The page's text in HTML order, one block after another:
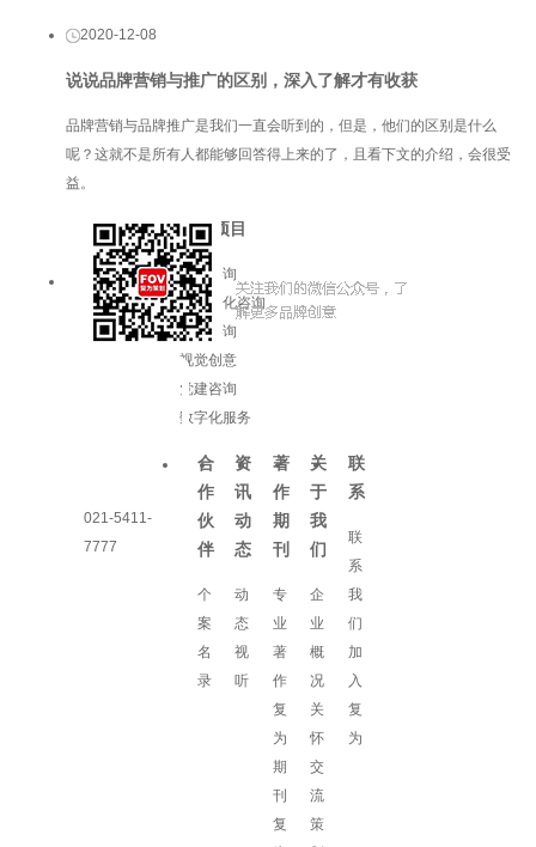
2020-12-08
说说品牌营销与推广的区别，深入了解才有收获
品牌营销与品牌推广是我们一直会听到的，但是，他们的区别是什么
呢？这就不是所有人都能够回答得上来的了，且看下文的介绍，会很受
益。
021-5411-
7777
服务项目
品牌咨询
企业文化咨询
增长咨询
视觉创意
党建咨询
数字化服务
合
作
伙
伴
个
案
名
录
资
讯
动
态
动
态
视
听
著
作
期
刊
专
业
著
作
复
为
期
刊
复
关
于
我
们
企
业
概
况
关
怀
交
流
策
联
系
联
系
我
们
加
入
复
为